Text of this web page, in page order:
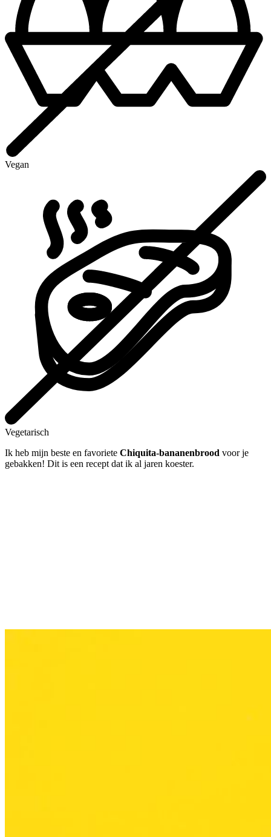
Vegan
Vegetarisch
Ik heb mijn beste en favoriete Chiquita-bananenbrood voor je
gebakken! Dit is een recept dat ik al jaren koester.